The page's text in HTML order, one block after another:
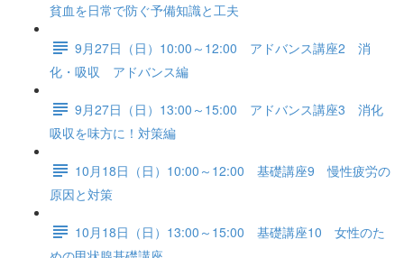
貧血を日常で防ぐ予備知識と工夫
9月27日（日）10:00～12:00 アドバンス講座2 消
化・吸収 アドバンス編
9月27日（日）13:00～15:00 アドバンス講座3 消化
吸収を味方に！対策編
10月18日（日）10:00～12:00 基礎講座9 慢性疲労の
原因と対策
10月18日（日）13:00～15:00 基礎講座10 女性のた